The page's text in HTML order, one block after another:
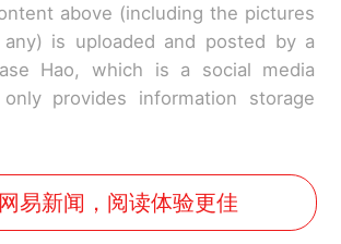
above (including the pictures
is uploaded and posted by a
Hao, which is a social media
provides information storage
易新闻，阅读体验更佳